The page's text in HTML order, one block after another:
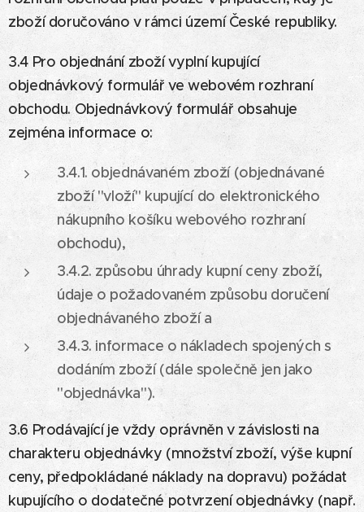
zboží doručováno v rámci území České republiky.
3.4 Pro objednání zboží vyplní kupující
objednávkový formulář ve webovém rozhraní
obchodu. Objednávkový formulář obsahuje
zejména informace o:
3.4.1. objednávaném zboží (objednávané
zboží "vloží" kupující do elektronického
nákupního košíku webového rozhraní
obchodu),
3.4.2. způsobu úhrady kupní ceny zboží,
údaje o požadovaném způsobu doručení
objednávaného zboží a
3.4.3. informace o nákladech spojených s
dodáním zboží (dále společně jen jako
"objednávka").
3.6 Prodávající je vždy oprávněn v závislosti na
charakteru objednávky (množství zboží, výše kupní
ceny, předpokládané náklady na dopravu) požádat
kupujícího o dodatečné potvrzení objednávky (např.